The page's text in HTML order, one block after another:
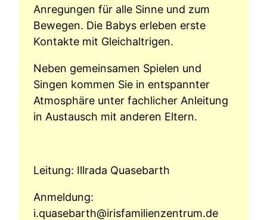
Anregungen für alle Sinne und zum
Bewegen. Die Babys erleben erste
Kontakte mit Gleichaltrigen.
Neben gemeinsamen Spielen und
Singen kommen Sie in entspannter
Atmosphäre unter fachlicher Anleitung
in Austausch mit anderen Eltern.
Leitung: Illrada Quasebarth
Anmeldung:
i.quasebarth@irisfamilienzentrum.de